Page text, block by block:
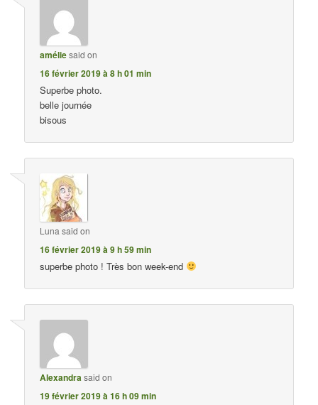
améliesaid on
16 février 2019 à 8 h 01 min
Superbe photo.
belle journée
bisous
Luna said on
16 février 2019 à 9 h 59 min
superbe photo ! Très bon week-end
Alexandrasaid on
19 février 2019 à 16 h 09 min